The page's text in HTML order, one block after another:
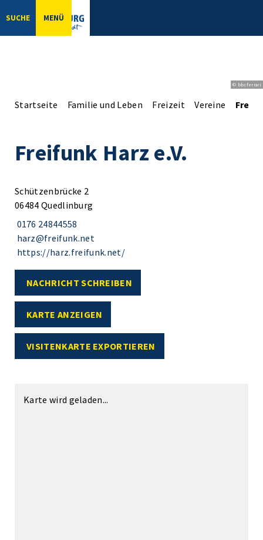
SUCHE MENÜ
© bbsferrari
Startseite Familie und Leben Freizeit Vereine
Freifunk Harz e.V.
Schützenbrücke 2
06484 Quedlinburg
0176 24844558
harz@freifunk.net
https://harz.freifunk.net/
NACHRICHT SCHREIBEN
KARTE ANZEIGEN
VISITENKARTE EXPORTIEREN
Karte wird geladen...